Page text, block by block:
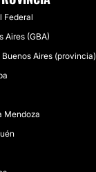
Federal
Aires (GBA)
Aires (provincia)
Mendoza